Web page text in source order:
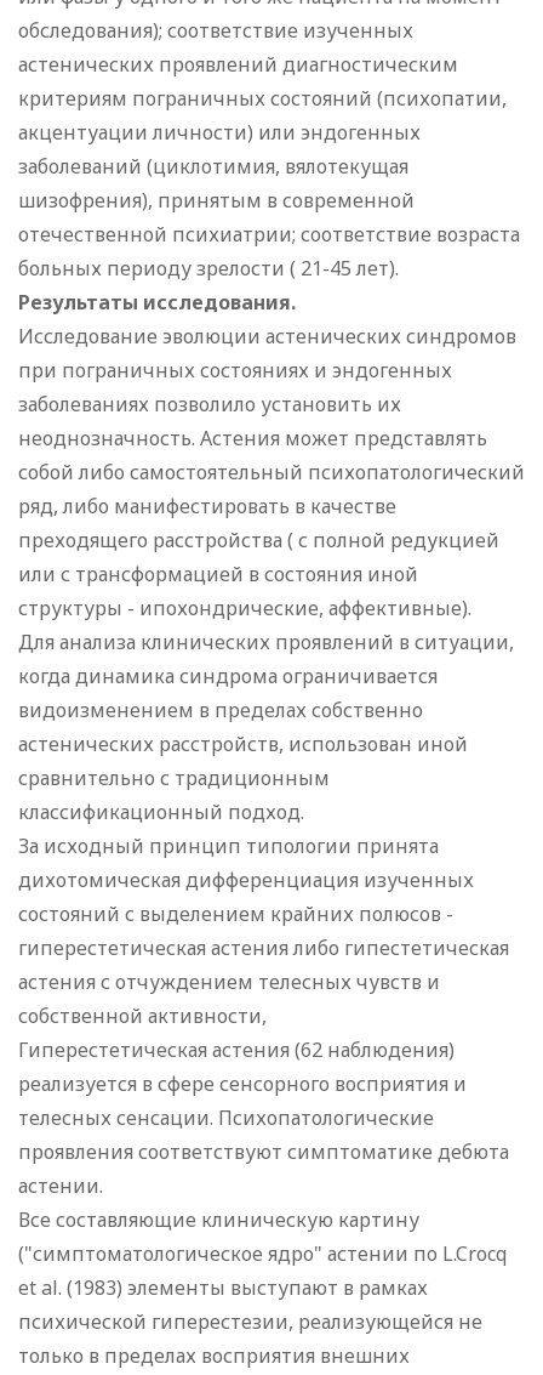
обследования); соответствие изученных
астенических проявлений диагностическим
критериям пограничных состояний (психопатии,
акцентуации личности) или эндогенных
заболеваний (циклотимия, вялотекущая
шизофрения), принятым в современной
отечественной психиатрии; соответствие возраста
больных периоду зрелости ( 21-45 лет).
Результаты исследования.
Исследование эволюции астенических синдромов
при пограничных состояниях и эндогенных
заболеваниях позволило установить их
неоднозначность. Астения может представлять
собой либо самостоятельный психопатологический
ряд, либо манифестировать в качестве
преходящего расстройства ( с полной редукцией
или с трансформацией в состояния иной
структуры - ипохондрические, аффективные).
Для анализа клинических проявлений в ситуации,
когда динамика синдрома ограничивается
видоизменением в пределах собственно
астенических расстройств, использован иной
сравнительно с традиционным
классификационный подход.
За исходный принцип типологии принята
дихотомическая дифференциация изученных
состояний с выделением крайних полюсов -
гиперестетическая астения либо гипестетическая
астения с отчуждением телесных чувств и
собственной активности,
Гиперестетическая астения (62 наблюдения)
реализуется в сфере сенсорного восприятия и
телесных сенсации. Психопатологические
проявления соответствуют симптоматике дебюта
астении.
Все составляющие клиническую картину
("симптоматологическое ядро" астении по L.Crocq
et al. (1983) элементы выступают в рамках
психической гиперестезии, реализующейся не
только в пределах восприятия внешних